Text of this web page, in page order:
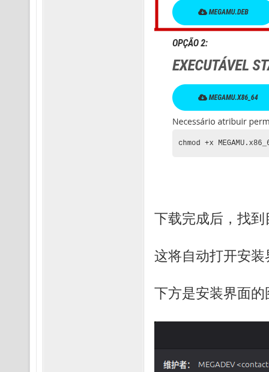
下载完成后，找
这将自动打开安装
下方是安装界面